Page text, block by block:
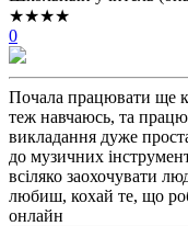
★★★★
0
Почала працювати ще
теж навчаюсь, та
викладання дуже
до музичних
всіляко заохочувати
любиш, кохай те, що
онлайн